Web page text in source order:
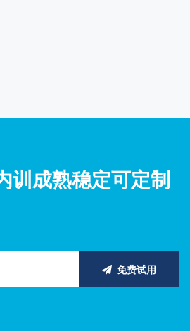
训成熟稳定可定制
免费试用